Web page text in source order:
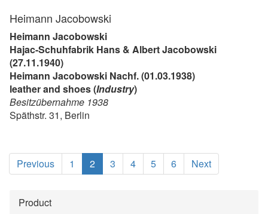
Heimann Jacobowski
Heimann Jacobowski
Hajac-Schuhfabrik Hans & Albert Jacobowski
(27.11.1940)
Heimann Jacobowski Nachf. (01.03.1938)
leather and shoes (Industry)
Besitzübernahme 1938
Späthstr. 31, Berlin
Previous 1 2(current)
3 4 5 6 Next
Product